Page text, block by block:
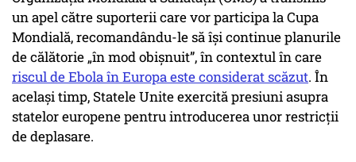
un apel către suporterii care vor participa la Cupa
Mondială, recomandându-le să își continue planurile
de călătorie „în mod obișnuit”, în contextul în care
riscul de Ebola în Europa este considerat scăzut. În
același timp, Statele Unite exercită presiuni asupra
statelor europene pentru introducerea unor restricții
de deplasare.